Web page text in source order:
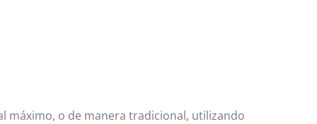
máximo, o de manera tradicional, utilizando